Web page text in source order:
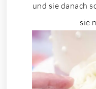
und sie danach
sie